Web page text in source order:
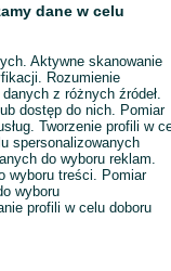
Wyślij wiadomość
dane w celu
Aktywne skanowanie
Rozumienie
z różnych źródeł.
dostęp do nich. Pomiar
Tworzenie profili w
spersonalizowanych
do wyboru reklam.
wyboru treści. Pomiar
wyboru
profili w celu doboru